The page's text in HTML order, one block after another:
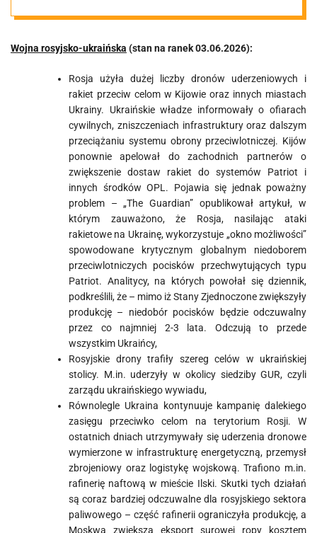
03.06.2026
Wojna rosyjsko-ukraińska (stan na ranek 03.06.2026):
Rosja użyła dużej liczby dronów uderzeniowych i
rakiet przeciw celom w Kijowie oraz innych miastach
Ukrainy. Ukraińskie władze informowały o ofiarach
cywilnych, zniszczeniach infrastruktury oraz dalszym
przeciążaniu systemu obrony przeciwlotniczej. Kijów
ponownie apelował do zachodnich partnerów o
zwiększenie dostaw rakiet do systemów Patriot i
innych środków OPL. Pojawia się jednak poważny
problem – „The Guardian” opublikował artykuł, w
którym zauważono, że Rosja, nasilając ataki
rakietowe na Ukrainę, wykorzystuje „okno możliwości”
spowodowane krytycznym globalnym niedoborem
przeciwlotniczych pocisków przechwytujących typu
Patriot. Analitycy, na których powołał się dziennik,
podkreślili, że – mimo iż Stany Zjednoczone zwiększyły
produkcję – niedobór pocisków będzie odczuwalny
przez co najmniej 2-3 lata. Odczują to przede
wszystkim Ukraińcy,
Rosyjskie drony trafiły szereg celów w ukraińskiej
stolicy. M.in. uderzyły w okolicy siedziby GUR, czyli
zarządu ukraińskiego wywiadu,
Równolegle Ukraina kontynuuje kampanię dalekiego
zasięgu przeciwko celom na terytorium Rosji. W
ostatnich dniach utrzymywały się uderzenia dronowe
wymierzone w infrastrukturę energetyczną, przemysł
zbrojeniowy oraz logistykę wojskową. Trafiono m.in.
rafinerię naftową w mieście Ilski. Skutki tych działań
są coraz bardziej odczuwalne dla rosyjskiego sektora
paliwowego – część rafinerii ograniczyła produkcję, a
Moskwa zwiększa eksport surowej ropy kosztem